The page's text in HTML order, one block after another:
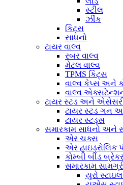
સ્ટીલ
ઝીંક
કિટ્સ
સાધનો
ટાયર વાલ્વ
રબર વાલ્વ
મેટલ વાલ્વ
TPMS કિટ્સ
વાલ્વ કેપ્સ અને
વાલ્વ
ટાયર સ્ટડ અને
ટાયર સ્ટડ ગન
ટાયર સ્ટડ્સ
સમારકામ સાધનો અને
એર ચક્સ
એર હાઇડ્રોલિક
કોમ્બી બીડ
સમારકામ
યુરો